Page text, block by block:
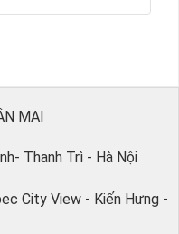
MAI
Thanh Trì - Hà Nội
City View - Kiến Hưng -